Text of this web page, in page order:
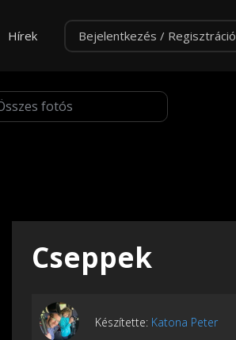
Hírek Bejelentkezés / Regisztráció
Cseppek
Készítette: Katona Peter